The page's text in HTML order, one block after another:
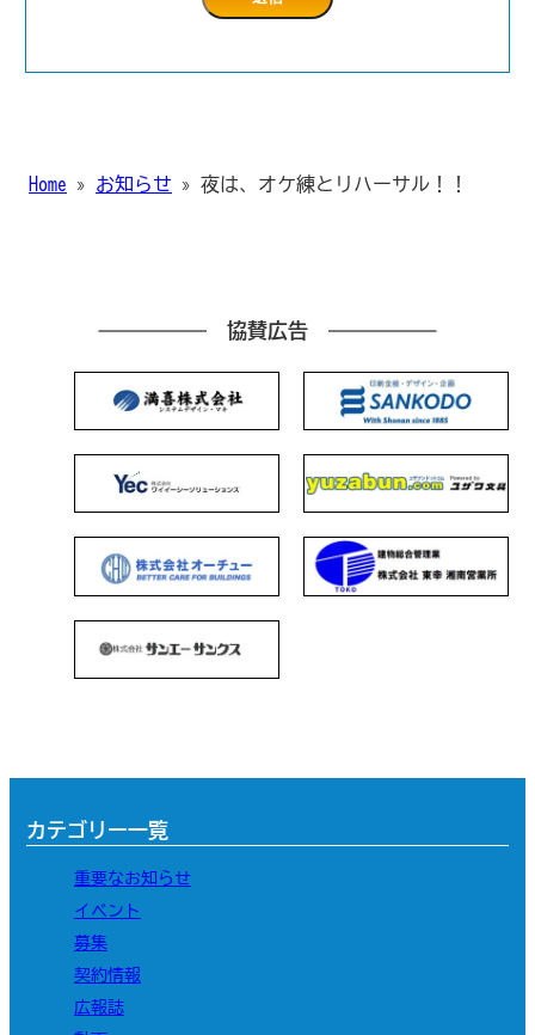
Home » お知らせ » 夜は、オケ練とリハーサル！！
協賛広告
カテゴリー一覧
重要なお知らせ
イベント
募集
契約情報
広報誌